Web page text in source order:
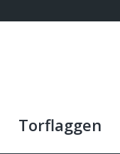
Torflaggen